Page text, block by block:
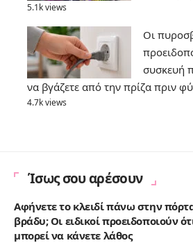
5.1k views
Οι
συσκευή
να βγάζετε από την πρίζα πριν
4.7k views
Ίσως σου αρέσουν
Αφήνετε το κλειδί πάνω στην
βράδυ; Οι ειδικοί προειδοποιούν
μπορεί να κάνετε λάθος